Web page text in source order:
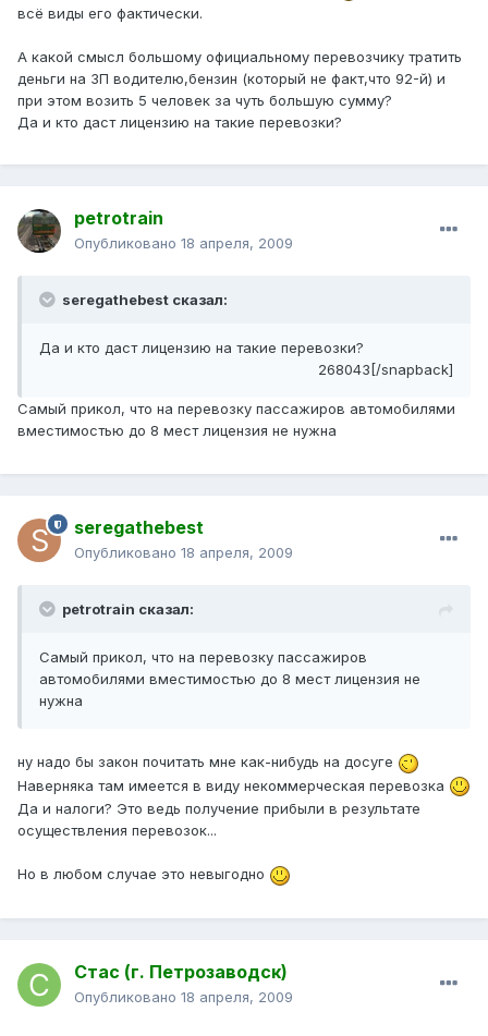
всё виды его фактически.
А какой смысл большому официальному перевозчику тратить
деньги на ЗП водителю,бензин (который не факт,что 92-й) и
при этом возить 5 человек за чуть большую сумму?
Да и кто даст лицензию на такие перевозки?
petrotrain
Опубликовано 18 апреля, 2009
seregathebest сказал:
Да и кто даст лицензию на такие перевозки?
268043[/snapback]
Самый прикол, что на перевозку пассажиров автомобилями
вместимостью до 8 мест лицензия не нужна
seregathebest
Опубликовано 18 апреля, 2009
petrotrain сказал:
Самый прикол, что на перевозку пассажиров
автомобилями вместимостью до 8 мест лицензия не
нужна
ну надо бы закон почитать мне как-нибудь на досуге
Наверняка там имеется в виду некоммерческая перевозка
Да и налоги? Это ведь получение прибыли в результате
осуществления перевозок...
Но в любом случае это невыгодно
Стас (г. Петрозаводск)
Опубликовано 18 апреля, 2009